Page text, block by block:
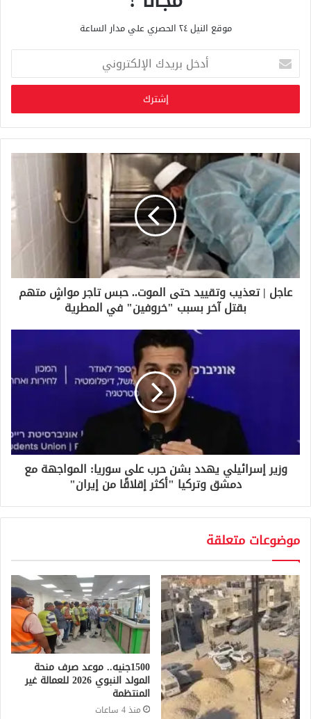
موقع النيل ٢٤ الحصري علي مدار الساعة
خ
ب
ر
ي
د
ك
ا
ل
إ
ك
ت
ر
عاجل | تعذيب وتقييد حتى الموت.. حبس تاجر مواشٍ متهم
بقتل آخر بسبب "خروفين" في المطرية
وزير إسرائيلي يهدد بشن حرب على سوريا: المواجهة مع
دمشق وتركيا "أكثر إقلاقًا من إيران"
موضوعات متعلقة
1500جنيه.. موعد صرف منحة
المولد النبوي 2026 للعمالة غير
المنتظمة
منذ 4 ساعات